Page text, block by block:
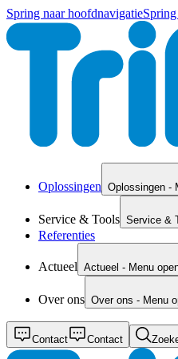
Spring naar hoofdnavigatie
Oplossingen Oplossingen -
Service & Tools Service &
Referenties
Actueel Actueel - Menu
Over ons Over ons - Menu
Contact Contact